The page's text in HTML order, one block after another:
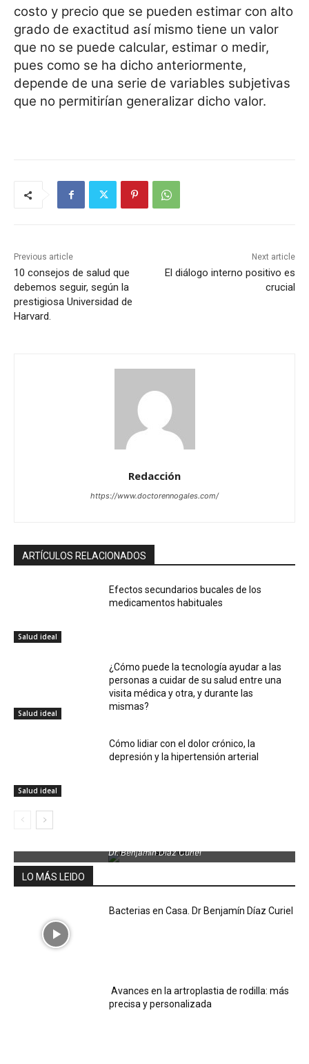
costo y precio que se pueden estimar con alto
grado de exactitud así mismo tiene un valor
que no se puede calcular, estimar o medir,
pues como se ha dicho anteriormente,
depende de una serie de variables subjetivas
que no permitirían generalizar dicho valor.
Previous article
10 consejos de salud que
debemos seguir, según la
prestigiosa Universidad de
Harvard.
Next article
El diálogo interno positivo es
crucial
Redacción
https://www.doctorennogales.com/
ARTÍCULOS RELACIONADOS
Salud ideal
Efectos secundarios bucales de los
medicamentos habituales
Salud ideal
¿Cómo puede la tecnología ayudar a las
personas a cuidar de su salud entre una
visita médica y otra, y durante las
mismas?
Salud ideal
Cómo lidiar con el dolor crónico, la
depresión y la hipertensión arterial
Dr. Benjamin Díaz Curiel
LO MÁS LEIDO
Bacterias en Casa. Dr Benjamín Díaz Curiel
Avances en la artroplastia de rodilla: más
precisa y personalizada